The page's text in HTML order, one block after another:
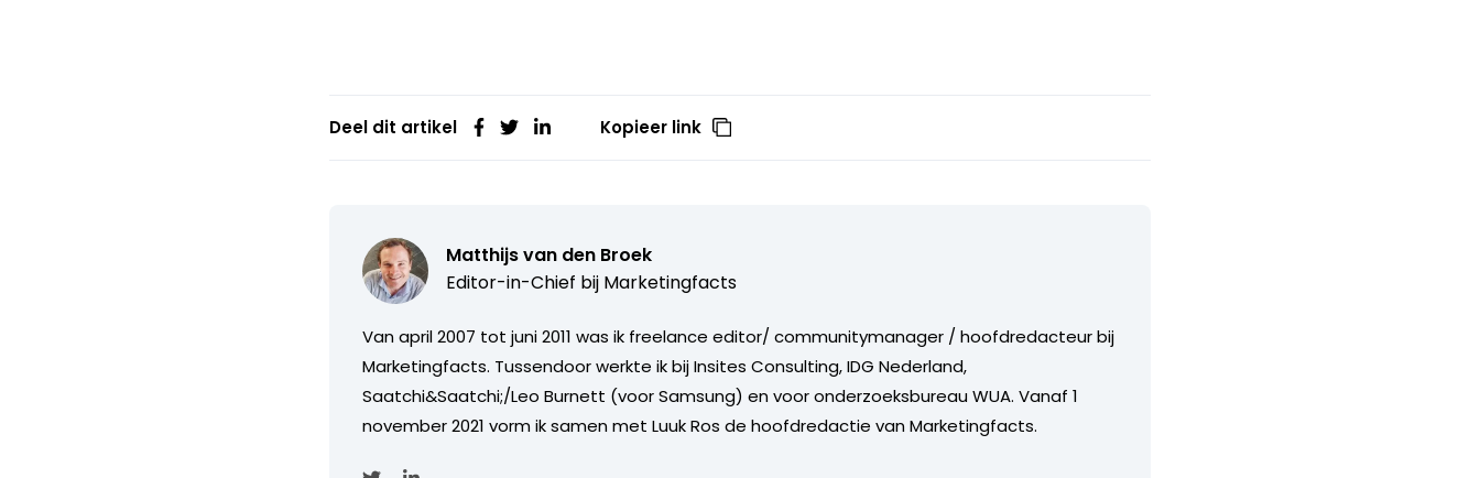
Deel dit artikel Kopieer link
Matthijs van den Broek
Editor-in-Chief bij Marketingfacts
Van april 2007 tot juni 2011 was ik freelance editor/ communitymanager / hoofdredacteur bij
Marketingfacts. Tussendoor werkte ik bij Insites Consulting, IDG Nederland,
Saatchi&Saatchi;/Leo Burnett (voor Samsung) en voor onderzoeksbureau WUA. Vanaf 1
november 2021 vorm ik samen met Luuk Ros de hoofdredactie van Marketingfacts.